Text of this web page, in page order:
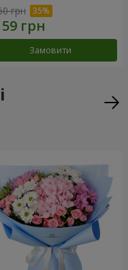
грн
Замовити